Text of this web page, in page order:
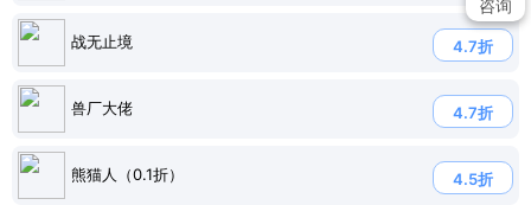
战无止境 4.7折
兽厂大佬 4.7折
熊猫人（0.1折） 4.5折
咨询